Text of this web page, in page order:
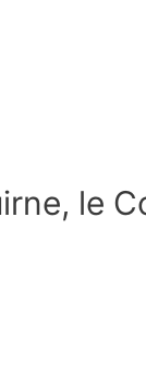
le